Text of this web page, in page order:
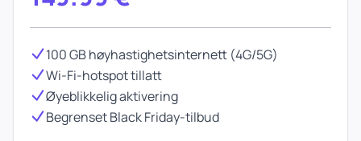
100 GB høyhastighetsinternett (4G/5G)
Wi-Fi-hotspot tillatt
Øyeblikkelig aktivering
Begrenset Black Friday-tilbud